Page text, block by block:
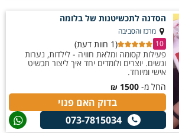
הסדנה לתכשיטנות של בלומה
מרכז והסביבה
10
(1 חוות דעת)
פעילות קסומה ומלאת חוויה - לילדות, נערות
ונשים. יוצרים ולומדים יחד איך ליצור תכשיט
אישי ומיוחד.
החל מ- 1500
₪
בדוק האם פנוי
073-7815034